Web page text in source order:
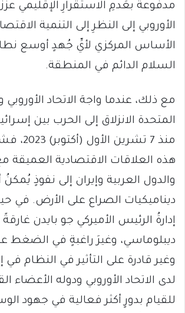
مدفوعةً بعَدمِ الاستقرارِ الإقليمي
الأوروبي إلى النظرِ إلى التنمية
الأساس المركزي لأيِّ جُهدٍ أوسع
السلام الدائم في المنطقة.
مع ذلك، عندما واجهَ الاتحاد الأوروبي
المتحدة الانزلاق إلى الحرب بين
منذ 7
هذه العلاقات الاقتصادية العميقة
والدول العربية وإيران إلى نفوذٍ يُمكنُ
ديناميكيات الصراع على الأرض. في
إدارةُ الرئيس الأميركي جو بايدن
ديبلوماسي، وغيرَ راغبةٍ في الضغط
وغير قادرة على التأثير في النظام في
لدى الاتحاد الأوروبي ودوله الأعضاء
للقيام بدورٍ أكثر فعالية في جهود